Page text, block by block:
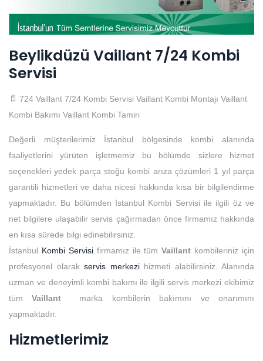
Beylikdüzü Vaillant 7/24 Kombi
Servisi
724 Vaillant 7/24 Kombi Servisi Vaillant Kombi Montajı Vaillant
Kombi Bakımı Vaillant Kombi Tamiri
Değerli müşterilerimiz İstanbul bölgesinde kombi alanında
faaliyetlerini yürüten işletmemiz bu bölümde sizlere hizmet
seçenekleri yedek parça stoğu kombi arıza çözümleri 1 yıl parça
garantili hizmetleri ve daha nicesi hakkında kısa bir bilgilendirme
yapmaktadır. Bu bölümden İstanbul Kombi Servisi ile ilgili öz ve
net bilgilere ulaşabilir servis çağırmadan önce firmamız hakkında
en kısa sürede bilgi edinebilirsiniz.
İstanbul Kombi Servisi firmamız ile tümVaillant kombileriniz için
profesyonel olarak servis merkezihizmeti alabilirsiniz. Alanında
uzman ve deneyimli kombi bakımı ile ilgili servis merkezi ekibimiz
tümVaillant marka kombilerin bakımını ve onarımını
yapmaktadır.
Hizmetlerimiz